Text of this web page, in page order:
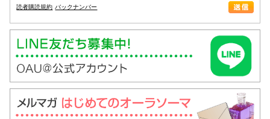
読者購読規約 バックナンバー